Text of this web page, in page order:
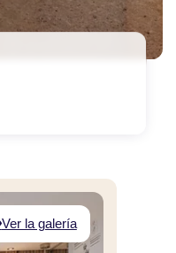
Ver la galería